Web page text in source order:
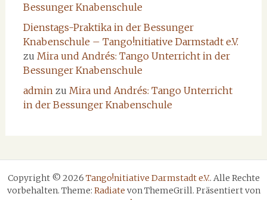
Bessunger Knabenschule
Dienstags-Praktika in der Bessunger
Knabenschule – Tango!nitiative Darmstadt e.V.
zu Mira und Andrés: Tango Unterricht in der
Bessunger Knabenschule
admin zu Mira und Andrés: Tango Unterricht
in der Bessunger Knabenschule
Copyright © 2026 Tango!nitiative Darmstadt e.V.. Alle Rechte
vorbehalten. Theme: Radiate von ThemeGrill. Präsentiert von